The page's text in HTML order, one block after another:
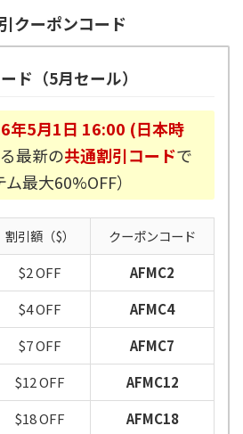
クーポンコード
ド（5月セール）
年5月1日 16:00 (日本時
最新の共通割引コードで
最大60%OFF）
割引額（$）
クーポンコード
$2 OFF
AFMC2
$4 OFF
AFMC4
$7 OFF
AFMC7
$12 OFF
AFMC12
$18 OFF
AFMC18